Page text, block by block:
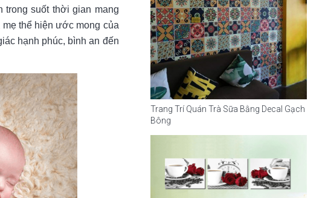
trong suốt thời gian mang
thể hiện ước mong của
hạnh phúc, bình an đến
Trang Trí Quán Trà Sữa Bằng Decal Gạch
Bông